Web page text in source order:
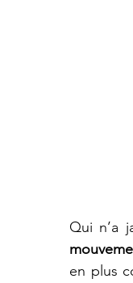
en plus